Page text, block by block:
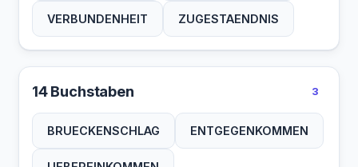
VERBUNDENHEIT ZUGESTAENDNIS
14 Buchstaben 3
BRUECKENSCHLAG ENTGEGENKOMMEN